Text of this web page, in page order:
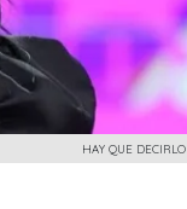
HAY QUE DECIRLO